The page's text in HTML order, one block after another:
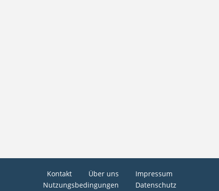
Kontakt Über uns
Impressum
Nutzungsbedingungen
Datenschutz